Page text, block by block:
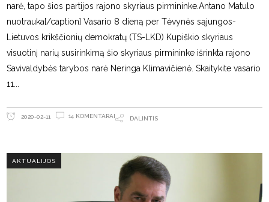
narė, tapo šios partijos rajono skyriaus pirmininke.Antano Matulo
nuotrauka[/caption] Vasario 8 dieną per Tėvynės sąjungos-
Lietuvos krikščionių demokratų (TS-LKD) Kupiškio skyriaus
visuotinį narių susirinkimą šio skyriaus pirmininke išrinkta rajono
Savivaldybės tarybos narė Neringa Klimavičienė. Skaitykite vasario
11
2020-02-11 14 KOMENTARAI DALINTIS
AKTUALIJOS